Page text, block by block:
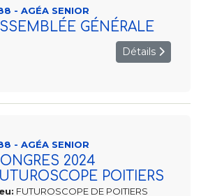
- AGÉA SENIOR
GÉNÉRALE
Détails
- AGÉA SENIOR
2024
POITIERS
FUTUROSCOPE DE POITIERS